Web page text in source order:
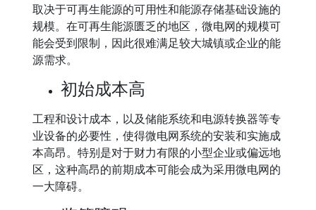
取决于可再生能源的可用性和能源存储基础设施的
规模。在可再生能源匮乏的地区，微电网的规模可
能会受到限制，因此很难满足较大城镇或企业的能
源需求。
初始成本高
工程和设计成本，以及储能系统和电源转换器等专
业设备的必要性，使得微电网系统的安装和实施成
本高昂。特别是对于财力有限的小型企业或偏远地
区，这种高昂的前期成本可能会成为采用微电网的
一大障碍。